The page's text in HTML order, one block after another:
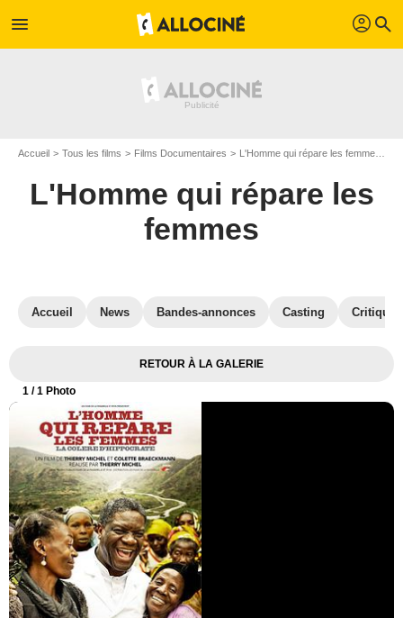
menu profil search
Accueil Tous les films Films Documentaires L'Homme qui répare les femmes
L'Homme qui répare les
femmes
Accueil News Bandes-annonces Casting
RETOUR À LA GALERIE
1 / 1 Photo